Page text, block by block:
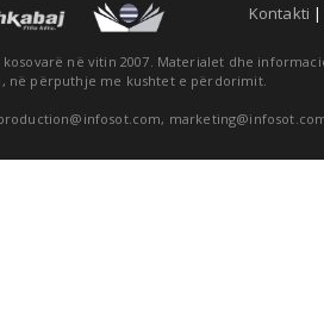
Kontakti
në vitin 2007. Materialet dhe
përputhje me kushtet e përdorimit.
,